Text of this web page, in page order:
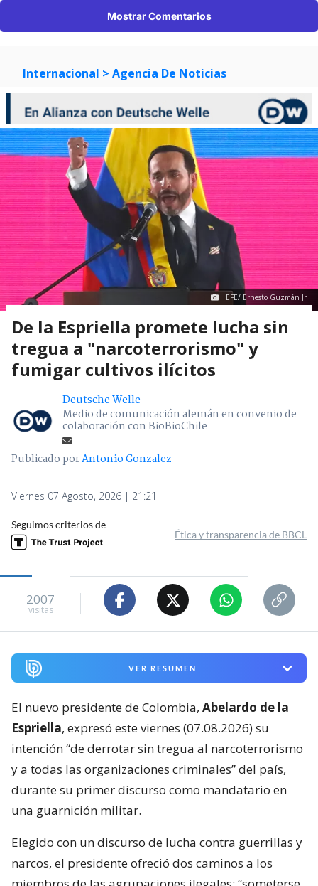
Mostrar Comentarios
Internacional > Agencia De Noticias
EFE/ Ernesto Guzmán Jr
De la Espriella promete lucha sin
tregua a "narcoterrorismo" y
fumigar cultivos ilícitos
Deutsche Welle
Medio de comunicación alemán en convenio de
colaboración con BioBioChile
Publicado porAntonio Gonzalez
Viernes 07 Agosto, 2026 | 21:21
Seguimos criterios de
Ética y transparencia de BBCL
2007
visitas
VER RESUMEN
El nuevo presidente de Colombia, Abelardo de la
Espriella, expresó este viernes (07.08.2026) su
intención “de derrotar sin tregua al narcoterrorismo
y a todas las organizaciones criminales” del país,
durante su primer discurso como mandatario en
una guarnición militar.
Elegido con un discurso de lucha contra guerrillas y
narcos, el presidente ofreció dos caminos a los